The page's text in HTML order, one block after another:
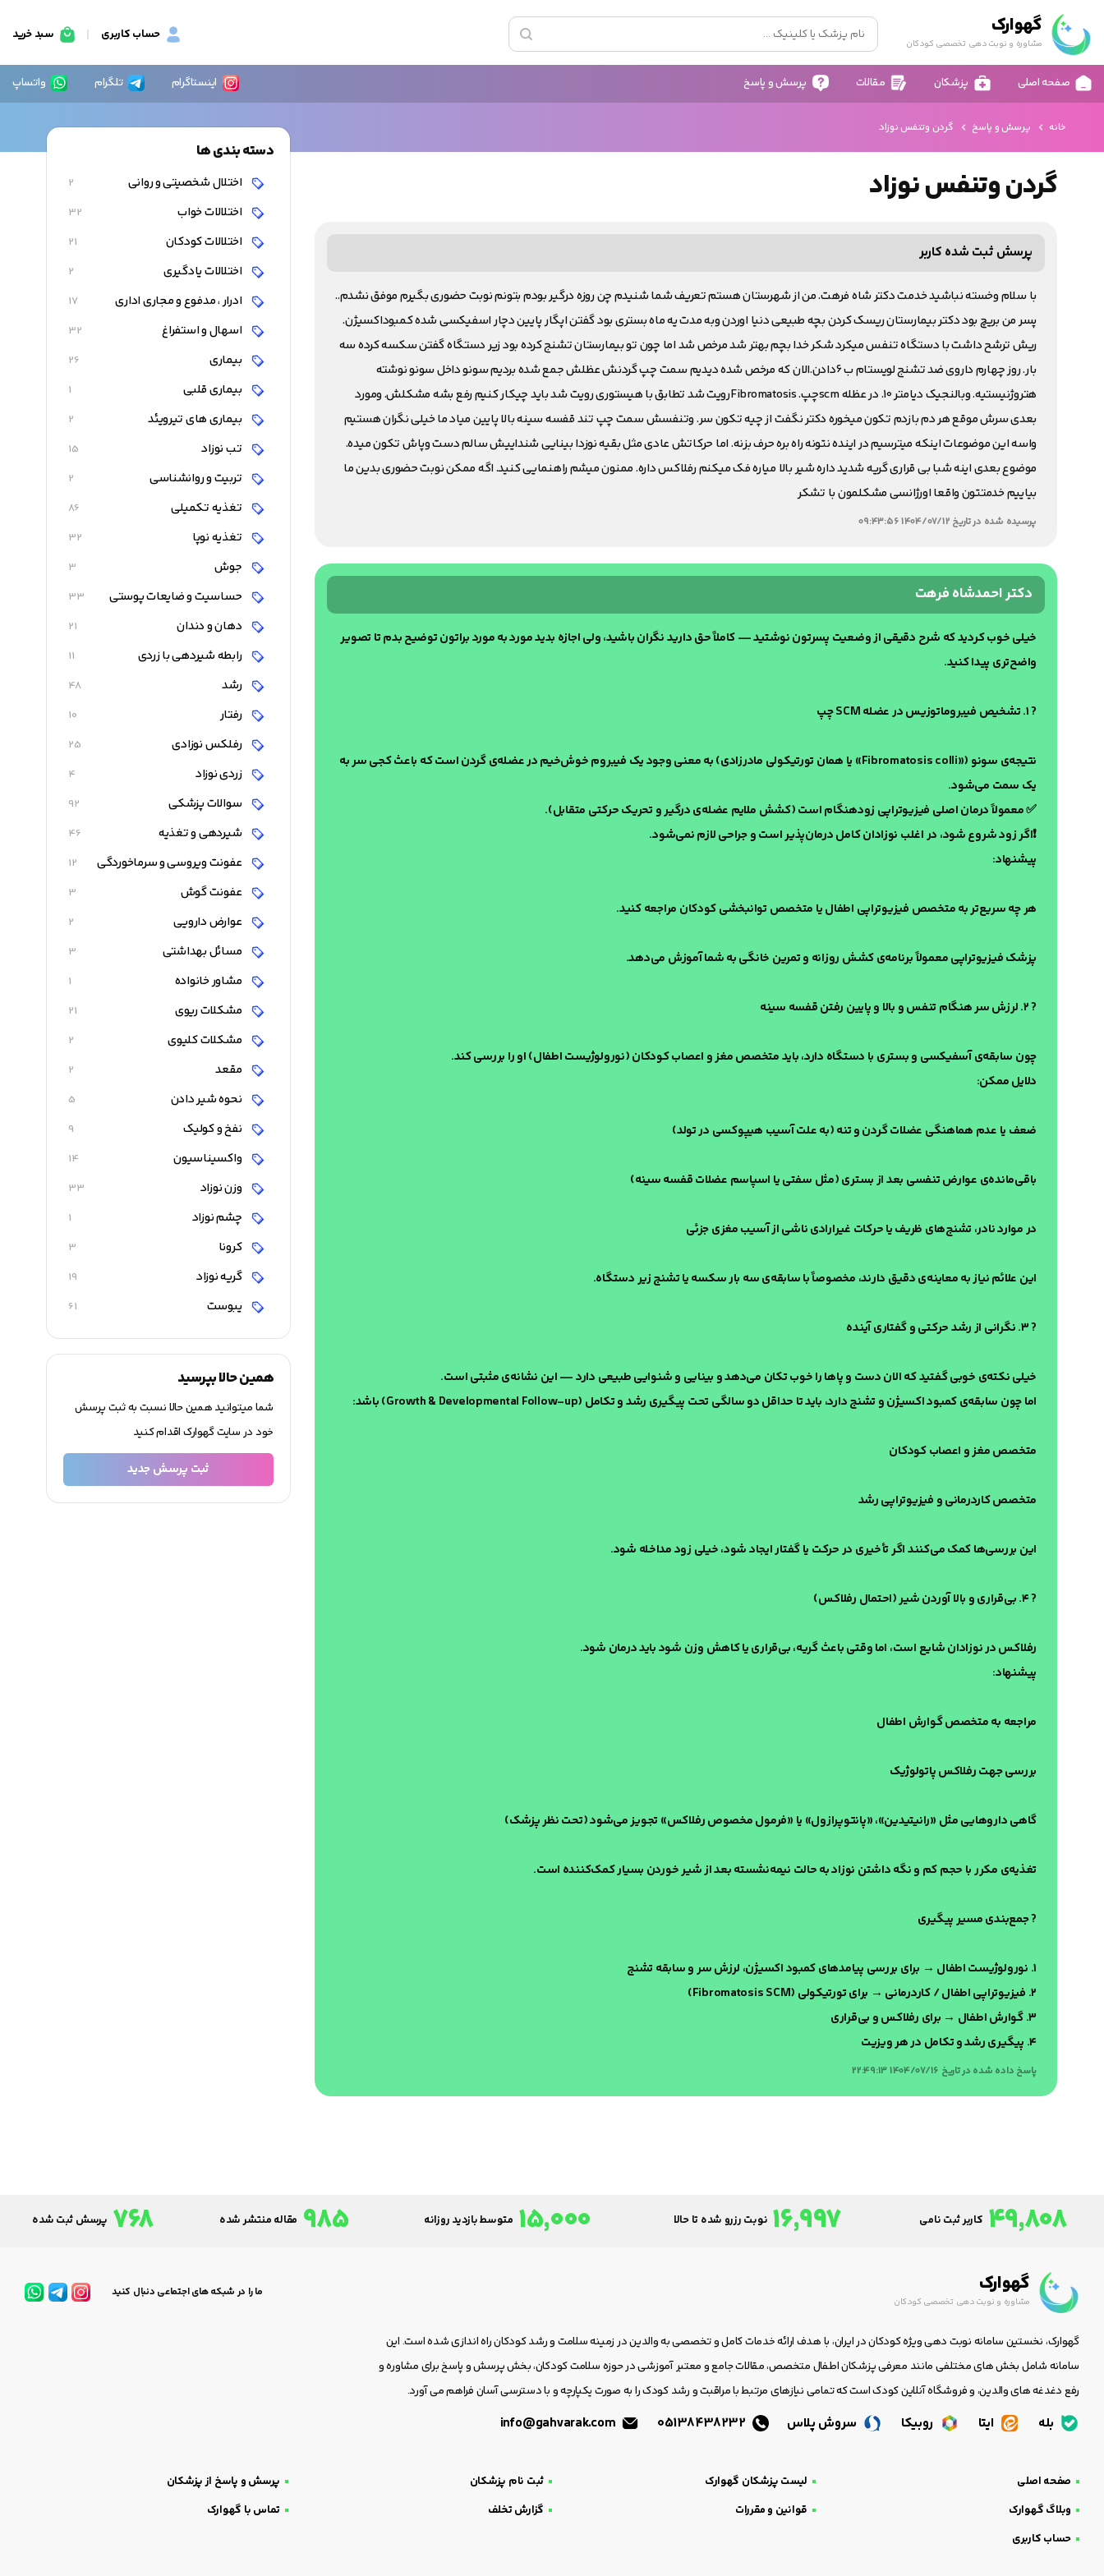
گهوارک
مشاوره و نوبت دهی تخصصی کودکان
حساب کاربری سبد خرید
صفحه اصلی پزشکان مقالات پرسش و پاسخ اینستاگرام تلگرام واتساپ
خانه پرسش و پاسخ گردن وتنفس نوزاد
گردن وتنفس نوزاد
پرسش ثبت شده کاربر
با سلام وخسته نباشید خدمت دکتر شاه فرهت. من از شهرستان هستم تعریف شما شنیدم چن روزه درگیر بودم بتونم نوبت حضوری بگیرم موفق نشدم..
پسر من بریچ بود دکتر بیمارستان ریسک کردن بچه طبیعی دنیا اوردن وبه مدت یه ماه بستری بود گفتن اپگار پایین دچار اسفیکسی شده کمبوداکسیژن.
ریش ترشح داشت با دستگاه تنفس میکرد شکر خدا بچم بهتر شد مرخص شد اما چون تو بیمارستان تشنج کرده بود زیر دستگاه گفتن سکسه کرده سه
بار. روز چهارم داروی ضد تشنج لویستام ب 6دادن.الان که مرخص شده دیدیم سمت چپ گردنش عظلش جمع شده بردیم سونو داخل سونو نوشته
هتروژنیستیه. وبالنجیک دیامتر 10. در عظله scmچپ. Fibromatosisرویت شد تطابق با هیستوری رویت شد باید چیکار کنیم رفع بشه مشکلش. ومورد
بعدی سرش موقع هر دم بازدم تکون میخوره دکتر نگفت از چیه تکون سر. وتنفسش سمت چپ تند قفسه سینه بالا پایین میاد ما خیلی نگران هستیم
واسه این موضوعات اینکه میترسیم در اینده نتونه راه بره حرف بزنه. اما حرکاتش عادی مثل بقیه نوزدا بینایی شنداییش سالم دست وپاش تکون میده.
موضوع بعدی اینه شبا بی قراری گریه شدید داره شیر بالا میاره فک میکنم رفلاکس داره. ممنون میشم راهنمایی کنید. اگه ممکن نوبت حضوری بدین ما
بیاییم خدمتتون واقعا اورژانسی مشکلمون با تشکر
پرسیده شده در تاریخ 1404/07/12 09:43:56
دکتر احمدشاه فرهت
خیلی خوب کردید که شرح دقیقی از وضعیت پسرتون نوشتید — کاملاً حق دارید نگران باشید، ولی اجازه بدید مورد به مورد براتون توضیح بدم تا تصویر
واضح‌تری پیدا کنید.
? ۱. تشخیص فیبروماتوزیس در عضله SCM چپ
نتیجه‌ی سونو («Fibromatosis colli» یا همان تورتیکولی مادرزادی) به معنی وجود یک فیبروم خوش‌خیم در عضله‌ی گردن است که باعث کجی سر به
یک سمت می‌شود.
✅ معمولاً درمان اصلی فیزیوتراپی زودهنگام است (کشش ملایم عضله‌ی درگیر و تحریک حرکتی متقابل).
❗️اگر زود شروع شود، در اغلب نوزادان کامل درمان‌پذیر است و جراحی لازم نمی‌شود.
پیشنهاد:
هر چه سریع‌تر به متخصص فیزیوتراپی اطفال یا متخصص توانبخشی کودکان مراجعه کنید.
پزشک فیزیوتراپی معمولاً برنامه‌ی کشش روزانه و تمرین خانگی به شما آموزش می‌دهد.
? ۲. لرزش سر هنگام تنفس و بالا و پایین رفتن قفسه سینه
چون سابقه‌ی آسفیکسی و بستری با دستگاه دارد، باید متخصص مغز و اعصاب کودکان (نورولوژیست اطفال) او را بررسی کند.
دلایل ممکن:
ضعف یا عدم هماهنگی عضلات گردن و تنه (به علت آسیب هیپوکسی در تولد)
باقی‌مانده‌ی عوارض تنفسی بعد از بستری (مثل سفتی یا اسپاسم عضلات قفسه سینه)
در موارد نادر، تشنج‌های ظریف یا حرکات غیرارادی ناشی از آسیب مغزی جزئی
این علائم نیاز به معاینه‌ی دقیق دارند، مخصوصاً با سابقه‌ی سه بار سکسه یا تشنج زیر دستگاه.
? ۳. نگرانی از رشد حرکتی و گفتاری آینده
خیلی نکته‌ی خوبی گفتید که الان دست و پاها را خوب تکان می‌دهد و بینایی و شنوایی طبیعی دارد — این نشانه‌ی مثبتی است.
اما چون سابقه‌ی کمبود اکسیژن و تشنج دارد، باید تا حداقل دو سالگی تحت پیگیری رشد و تکامل (Growth & Developmental Follow-up) باشد:
متخصص مغز و اعصاب کودکان
متخصص کاردرمانی و فیزیوتراپی رشد
این بررسی‌ها کمک می‌کنند اگر تأخیری در حرکت یا گفتار ایجاد شود، خیلی زود مداخله شود.
? ۴. بی‌قراری و بالا آوردن شیر (احتمال رفلاکس)
رفلاکس در نوزادان شایع است، اما وقتی باعث گریه، بی‌قراری یا کاهش وزن شود باید درمان شود.
پیشنهاد:
مراجعه به متخصص گوارش اطفال
بررسی جهت رفلاکس پاتولوژیک
گاهی داروهایی مثل «رانیتیدین»، «پانتوپرازول» یا «فرمول مخصوص رفلاکس» تجویز می‌شود (تحت نظر پزشک)
تغذیه‌ی مکرر با حجم کم و نگه داشتن نوزاد به حالت نیمه‌نشسته بعد از شیر خوردن بسیار کمک‌کننده است.
? جمع‌بندی مسیر پیگیری
۱. نورولوژیست اطفال → برای بررسی پیامدهای کمبود اکسیژن، لرزش سر و سابقه تشنج
۲. فیزیوتراپی اطفال / کاردرمانی → برای تورتیکولی (Fibromatosis SCM)
۳. گوارش اطفال → برای رفلاکس و بی‌قراری
۴. پیگیری رشد و تکامل در هر ویزیت
پاسخ داده شده در تاریخ 1404/07/16 22:49:13
دسته بندی ها
اختلال شخصیتی و روانی 2
اختلالات خواب 32
اختلالات کودکان 21
اختلالات یادگیری 2
ادرار ، مدفوع و مجاری اداری 17
اسهال و استفراغ 32
بیماری 26
بیماری قلبی 1
بیماری های تیرویئد 2
تب نوزاد 15
تربیت و روانشناسی 2
تغذیه تکمیلی 86
تغذیه نوپا 32
جوش 3
حساسیت و ضایعات پوستی 33
دهان و دندان 21
رابطه شیردهی با زردی 11
رشد 48
رفتار 10
رفلکس نوزادی 25
زردی نوزاد 4
سوالات پزشکی 92
شیردهی و تغذیه 46
عفونت ویروسی و سرماخوردگی 12
عفونت گوش 3
عوارض دارویی 2
مسائل بهداشتی 3
مشاور خانواده 1
مشکلات ریوی 21
مشکلات کلیوی 2
مقعد 2
نحوه شیر دادن 5
نفخ و کولیک 9
واکسیناسیون 14
وزن نوزاد 33
چشم نوزاد 1
کرونا 3
گریه نوزاد 19
یبوست 61
همین حالا بپرسید
شما میتوانید همین حالا نسبت به ثبت پرسش
خود در سایت گهوارک اقدام کنید
ثبت پرسش جدید
49,808 کاربر ثبت نامی 16,997 نوبت رزرو شده تا حالا 15,000 متوسط بازدید روزانه 985 مقاله منتشر شده 768 پرسش ثبت شده
گهوارک
مشاوره و نوبت دهی تخصصی کودکان
ما را در شبکه های اجتماعی دنبال کنید
گهوارک، نخستین سامانه نوبت دهی ویژه کودکان در ایران، با هدف ارائه خدمات کامل و تخصصی به والدین در زمینه سلامت و رشد کودکان راه اندازی شده است. این
سامانه شامل بخش های مختلفی مانند معرفی پزشکان اطفال متخصص، مقالات جامع و معتبر آموزشی در حوزه سلامت کودکان، بخش پرسش و پاسخ برای مشاوره و
رفع دغدغه های والدین، و فروشگاه آنلاین کودک است که تمامی نیازهای مرتبط با مراقبت و رشد کودک را به صورت یکپارچه و با دسترسی آسان فراهم می آورد.
بله ایتا روبیکا سروش پلاس
صفحه اصلی لیست پزشکان گهوارک ثبت نام پزشکان
پرسش و پاسخ از پزشکان
وبلاگ گهوارک
قوانین و مقررات گزارش تخلف
تماس با گهوارک
حساب کاربری